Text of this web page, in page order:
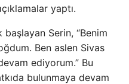
yaptı.
başlayan Serin, “Benim
Ben aslen Sivas
ediyorum.” Bu
bulunmaya devam